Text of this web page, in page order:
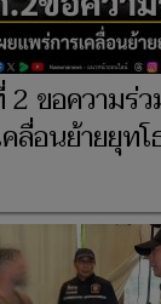
ขอความร่
คลื่อนย้ายยุท